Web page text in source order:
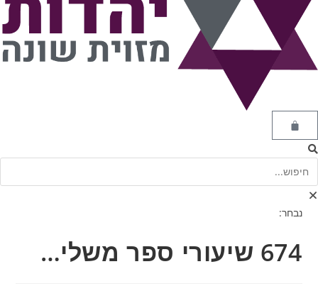
נבחר:
674 שיעורי ספר משלי…